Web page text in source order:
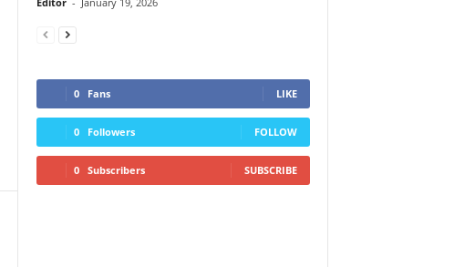
0 Fans LIKE
0 Followers FOLLOW
0 Subscribers SUBSCRIBE